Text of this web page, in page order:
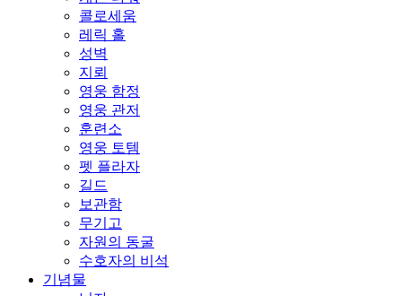
콜로세움
레릭 홀
성벽
지뢰
영웅 함정
영웅 관저
훈련소
영웅 토템
펫 플라자
길드
보관함
무기고
자원의 동굴
수호자의 비석
기념물